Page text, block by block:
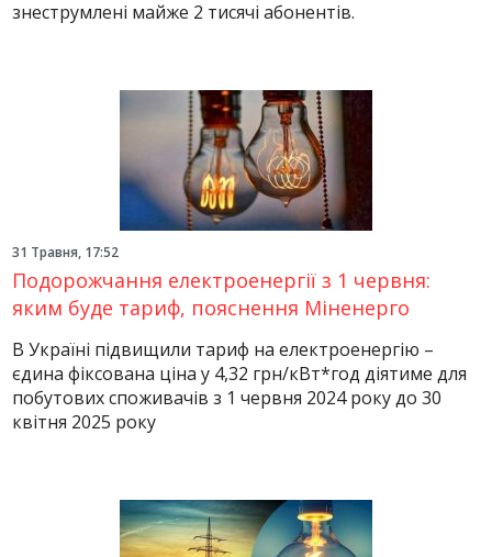
знеструмлені майже 2 тисячі абонентів.
31 Травня, 17:52
Подорожчання електроенергії з 1 червня:
яким буде тариф, пояснення Міненерго
В Україні підвищили тариф на електроенергію –
єдина фіксована ціна у 4,32 грн/кВт*год діятиме для
побутових споживачів з 1 червня 2024 року до 30
квітня 2025 року